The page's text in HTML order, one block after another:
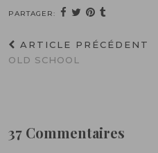
PARTAGER:
ARTICLE PRÉCÉDENT
OLD SCHOOL
37 Commentaires